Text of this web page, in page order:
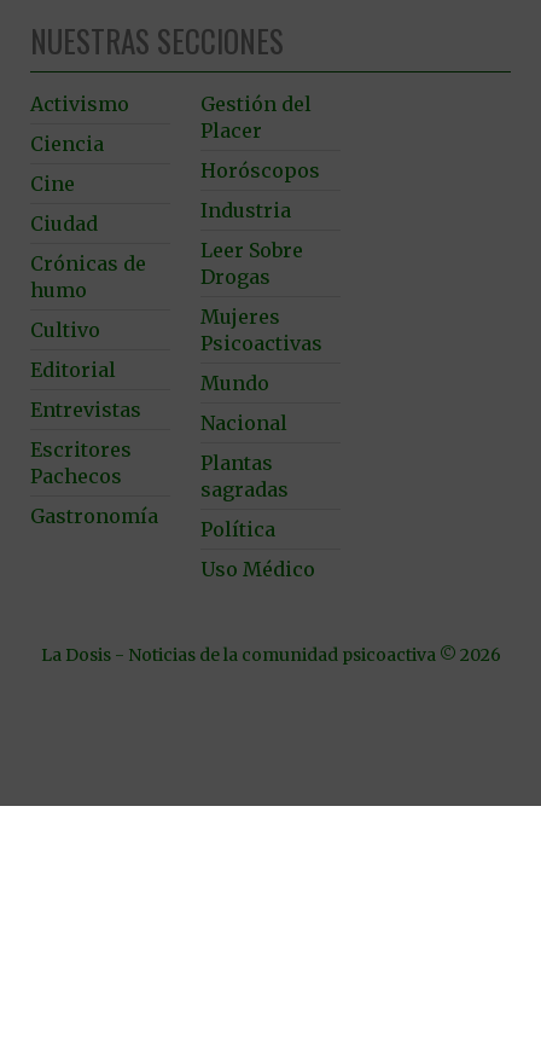
NUESTRAS SECCIONES
Activismo
Ciencia
Cine
Ciudad
Crónicas de
humo
Cultivo
Editorial
Entrevistas
Escritores
Pachecos
Gastronomía
Gestión del
Placer
Horóscopos
Industria
Leer Sobre
Drogas
Mujeres
Psicoactivas
Mundo
Nacional
Plantas
sagradas
Política
Uso Médico
La Dosis - Noticias de la comunidad psicoactiva © 2026